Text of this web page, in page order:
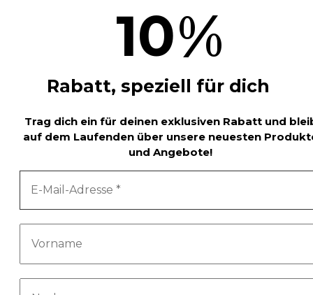
10%
Rabatt, speziell für dich
Trag dich ein für deinen exklusiven Rabatt und
auf dem Laufenden über unsere neuesten
und Angebote!